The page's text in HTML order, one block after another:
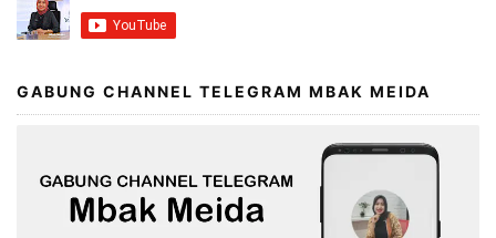
GABUNG CHANNEL TELEGRAM MBAK MEIDA